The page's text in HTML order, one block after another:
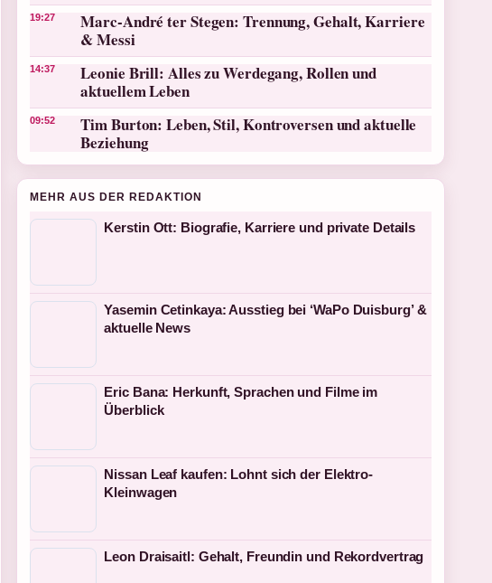
19:27
Marc-André ter Stegen: Trennung, Gehalt, Karriere
& Messi
14:37
Leonie Brill: Alles zu Werdegang, Rollen und
aktuellem Leben
09:52
Tim Burton: Leben, Stil, Kontroversen und aktuelle
Beziehung
MEHR AUS DER REDAKTION
Kerstin Ott: Biografie, Karriere und private Details
Yasemin Cetinkaya: Ausstieg bei ‘WaPo Duisburg’ &
aktuelle News
Eric Bana: Herkunft, Sprachen und Filme im
Überblick
Nissan Leaf kaufen: Lohnt sich der Elektro-
Kleinwagen
Leon Draisaitl: Gehalt, Freundin und Rekordvertrag